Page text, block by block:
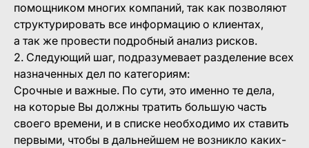
помощником многих компаний, так как позволяют
структурировать все информацию о клиентах,
а так же провести подробный анализ рисков.
2. Следующий шаг, подразумевает разделение всех
назначенных дел по категориям:
Срочные и важные. По сути, это именно те дела,
на которые Вы должны тратить большую часть
своего времени, и в списке необходимо их ставить
первыми, чтобы в дальнейшем не возникло каких-